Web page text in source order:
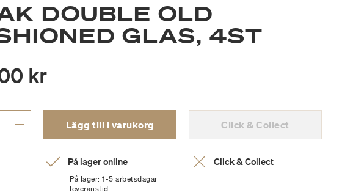
DOUBLE OLD
GLAS, 4ST
kr
Lägg till i varukorg Click & Collect
På lager online
På lager: 1-5 arbetsdagar
leveranstid
Click & Collect